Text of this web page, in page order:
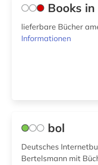
Books
lieferbare Bücher
Informationen
bol
Deutsches
Bertelsmann mit